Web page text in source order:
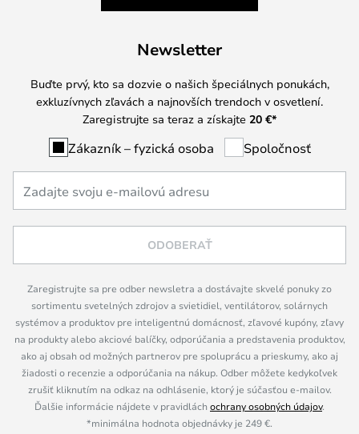
Newsletter
Buďte prvý, kto sa dozvie o našich špeciálnych ponukách,
exkluzívnych zľavách a najnovších trendoch v osvetlení.
Zaregistrujte sa teraz a získajte 20 €*
Zákazník – fyzická osoba Spoločnosť
ODOBERAŤ
Zaregistrujte sa pre odber newsletra a dostávajte skvelé ponuky zo
sortimentu svetelných zdrojov a svietidiel, ventilátorov, solárnych
systémov a produktov pre inteligentnú domácnosť, zľavové kupóny, zľavy
na produkty alebo akciové balíčky, odporúčania a predstavenia produktov,
ako aj obsah od možných partnerov pre spoluprácu a prieskumy, ako aj
žiadosti o recenzie a odporúčania na nákup. Odber môžete kedykoľvek
zrušiť kliknutím na odkaz na odhlásenie, ktorý je súčasťou e-mailov.
Ďalšie informácie nájdete v pravidláchochrany osobných údajov.
*minimálna hodnota objednávky je 249 €.